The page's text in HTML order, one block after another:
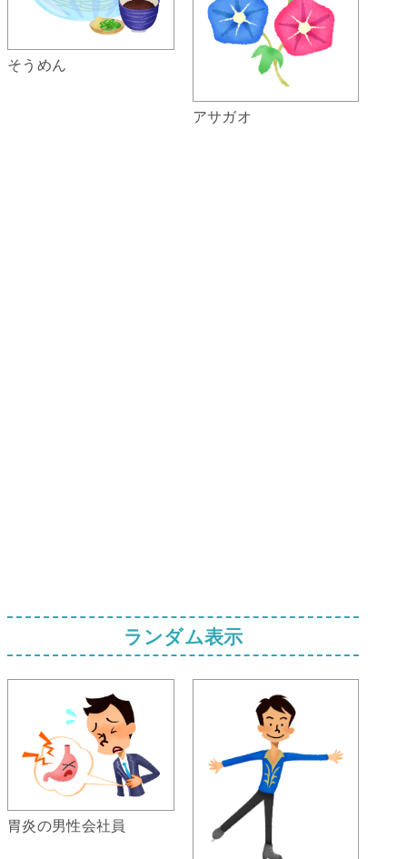
そうめん
アサガオ
ランダム表示
胃炎の男性会社員